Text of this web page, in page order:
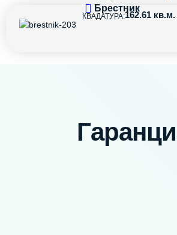
Брестник
КВАДАТУРА:162.61 кв.м.